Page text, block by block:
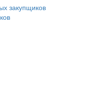
закупщиков